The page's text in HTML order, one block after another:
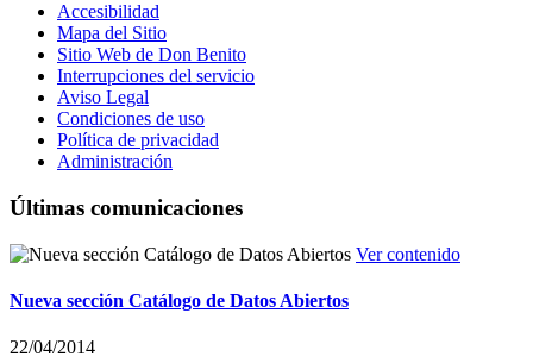
Accesibilidad
Mapa del Sitio
Sitio Web de Don Benito
Interrupciones del servicio
Aviso Legal
Condiciones de uso
Política de privacidad
Administración
Últimas comunicaciones
Ver contenido
Nueva sección Catálogo de Datos Abiertos
22/04/2014